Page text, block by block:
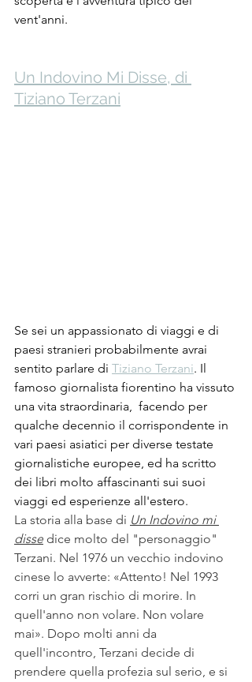
vent'anni.
Un Indovino Mi Disse, di
Tiziano Terzani
Se sei un appassionato di viaggi e di
paesi stranieri probabilmente avrai
sentito parlare di Tiziano Terzani. Il
famoso giornalista fiorentino ha vissuto
una vita straordinaria,  facendo per
qualche decennio il corrispondente in
vari paesi asiatici per diverse testate
giornalistiche europee, ed ha scritto
dei libri molto affascinanti sui suoi
viaggi ed esperienze all'estero.
La storia alla base di Un Indovino mi
disse dice molto del "personaggio"
Terzani. Nel 1976 un vecchio indovino
cinese lo avverte: «Attento! Nel 1993
corri un gran rischio di morire. In
quell'anno non volare. Non volare
mai». Dopo molti anni da
quell'incontro, Terzani decide di
prendere quella profezia sul serio, e si